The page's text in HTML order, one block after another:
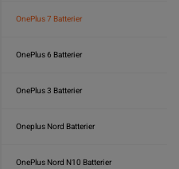
OnePlus 7 Batterier
OnePlus 6 Batterier
OnePlus 3 Batterier
Oneplus Nord Batterier
OnePlus Nord N10 Batterier